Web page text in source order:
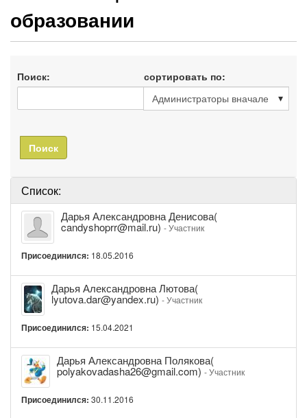
образовании
Поиск: сортировать по:
Поиск
Список:
Дарья
Александровна
Денисова(
candyshoprr@mail.ru)
Дарья Александровна Денисова(
candyshoprr@mail.ru) - Участник
Присоединился: 18.05.2016
Дарья
Александровна
Лютова(
lyutova.dar@yandex.ru)
Дарья Александровна Лютова(
lyutova.dar@yandex.ru) - Участник
Присоединился: 15.04.2021
Дарья
Александровна
Полякова(
polyakovadasha26@gmail.com)
Дарья Александровна Полякова(
polyakovadasha26@gmail.com) - Участник
Присоединился: 30.11.2016